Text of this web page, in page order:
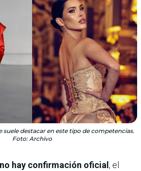
suele destacar en este tipo de competencias.
Foto: Archivo
no hay confirmación oficial , el